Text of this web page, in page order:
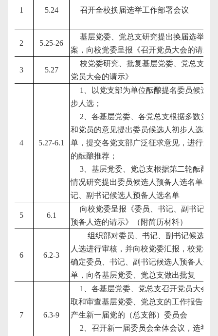
1 5.24 召开全校换届选举工作部署会议
2 5.25-26
基层党委、党总支研究提出换届选举工
案，向校党委呈报《召开党员大会的请示
3 5.27
校党委研究、批复基层党委、党总支《
党员大会的请示》
4 5.27-6.1
1
、以党支部为单位酝酿提名委员候选人
步人选；
2 、各基层党委、各党总支根据多数党支
和党员的意见提出委员候选人初步人选建
单，提交各党支部广泛征求意见，进行第
的酝酿推荐；
3、基层党委、党总支根据第二轮酝酿推
情况研究提出委员候选人预备人选名单和
记、副书记候选人预备人选名单
5 6.1
向校党委呈报《委员、书记、副书记候
预备人选的请示》（附简历材料）
6 6.2-3
组织部对委员、书记、副书记候选人
人选进行审核，并向校党委汇报，校党委
确定委员、书记、副书记候选人预备人选
单，向各基层党委、党总支做出批复
7 6.3-9
1
、各基层党委、党总支召开党员大会，
取和审查基层党委、党总支的工作报告，
产生新一届党的（总支部）委员会
2 、召开新一届委员会全体会议，选举产